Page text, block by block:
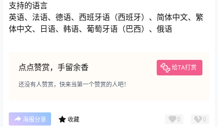
支持的语言
英语、法语、德语、西班牙语（西班牙）、简体中文、繁
体中文、日语、韩语、葡萄牙语（巴西）、俄语
点点赞赏，手留余香 给TA打赏
还没有人赞赏，快来当第一个赞赏的人吧！
海报分享 收藏 0 0